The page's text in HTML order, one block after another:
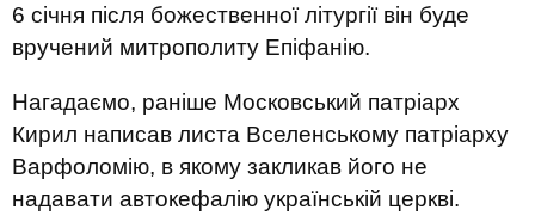
6 січня після божественної літургії він буде
вручений митрополиту Епіфанію.
Нагадаємо, раніше Московський патріарх
Кирил написав листа Вселенському патріарху
Варфоломію, в якому закликав його не
надавати автокефалію українській церкві.